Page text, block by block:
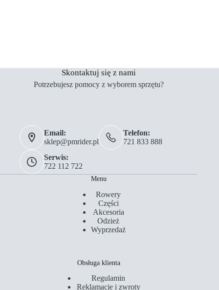
Skontaktuj się z nami
Potrzebujesz pomocy z wyborem sprzętu?
Email:
sklep@pmrider.pl
Telefon:
721 833 888
Serwis:
722 112 722
Menu
Rowery
Części
Akcesoria
Odzież
Wyprzedaż
Obsługa klienta
Regulamin
Reklamacje i zwroty